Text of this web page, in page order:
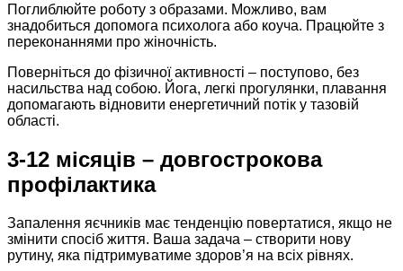
Поглиблюйте роботу з образами. Можливо, вам
знадобиться допомога психолога або коуча. Працюйте з
переконаннями про жіночність.
Поверніться до фізичної активності – поступово, без
насильства над собою. Йога, легкі прогулянки, плавання
допомагають відновити енергетичний потік у тазовій
області.
3-12 місяців – довгострокова
профілактика
Запалення яєчників має тенденцію повертатися, якщо не
змінити спосіб життя. Ваша задача – створити нову
рутину, яка підтримуватиме здоров’я на всіх рівнях.